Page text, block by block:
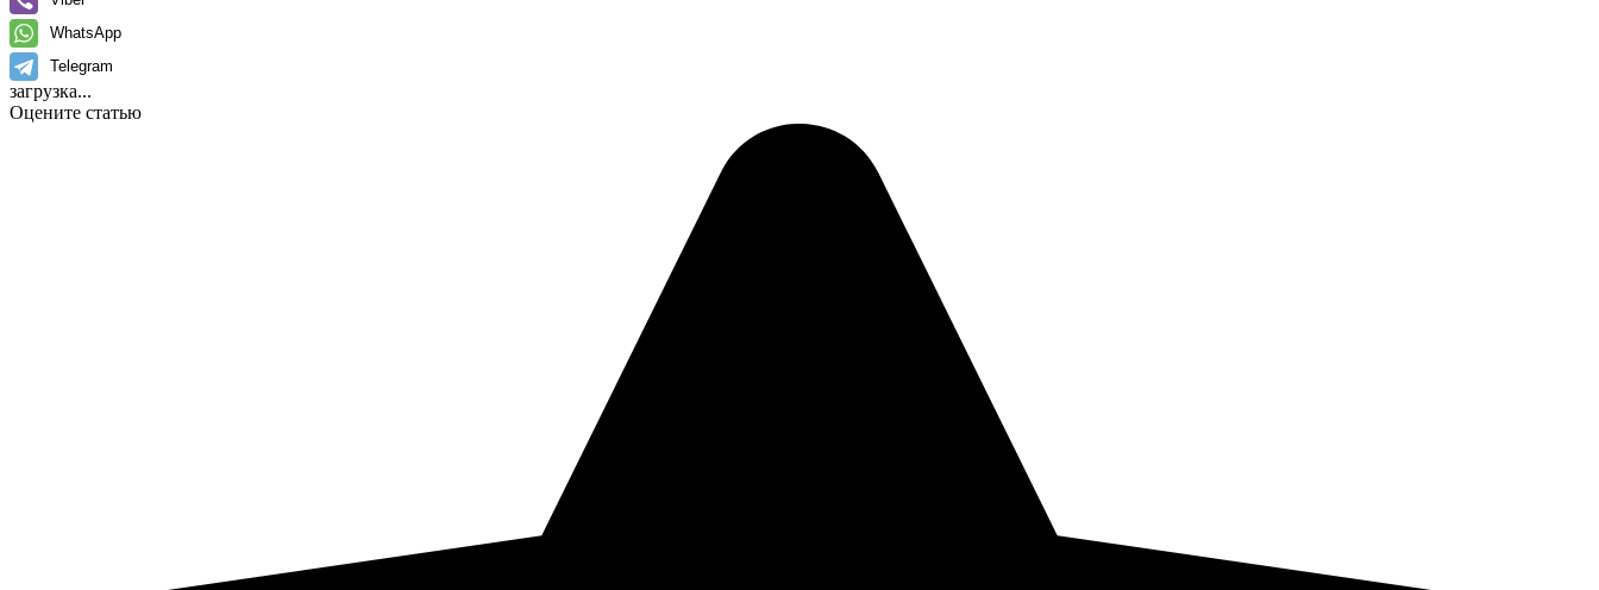
WhatsApp
Telegram
загрузка...
Оцените статью